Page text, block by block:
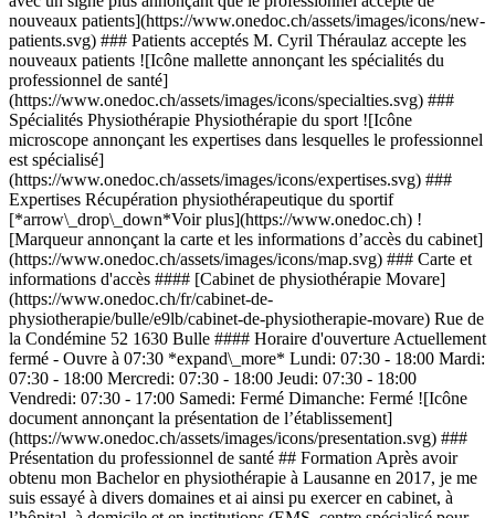
nouveaux patients](https://www.onedoc.ch/assets/images/icons/new-
patients.svg) ### Patients acceptés M. Cyril Théraulaz accepte les
nouveaux patients ![Icône mallette annonçant les spécialités du
professionnel de santé]
(https://www.onedoc.ch/assets/images/icons/specialties.svg) ###
Spécialités Physiothérapie Physiothérapie du sport ![Icône
microscope annonçant les expertises dans lesquelles le professionnel
est spécialisé]
(https://www.onedoc.ch/assets/images/icons/expertises.svg) ###
Expertises Récupération physiothérapeutique du sportif
[*arrow\_drop\_down*Voir plus](https://www.onedoc.ch) !
[Marqueur annonçant la carte et les informations d’accès du cabinet]
(https://www.onedoc.ch/assets/images/icons/map.svg) ### Carte et
informations d'accès #### [Cabinet de physiothérapie Movare]
(https://www.onedoc.ch/fr/cabinet-de-
physiotherapie/bulle/e9lb/cabinet-de-physiotherapie-movare) Rue de
la Condémine 52 1630 Bulle #### Horaire d'ouverture Actuellement
fermé - Ouvre à 07:30 *expand\_more* Lundi: 07:30 - 18:00 Mardi:
07:30 - 18:00 Mercredi: 07:30 - 18:00 Jeudi: 07:30 - 18:00
Vendredi: 07:30 - 17:00 Samedi: Fermé Dimanche: Fermé ![Icône
document annonçant la présentation de l’établissement]
(https://www.onedoc.ch/assets/images/icons/presentation.svg) ###
Présentation du professionnel de santé ## Formation Après avoir
obtenu mon Bachelor en physiothérapie à Lausanne en 2017, je me
suis essayé à divers domaines et ai ainsi pu exercer en cabinet, à